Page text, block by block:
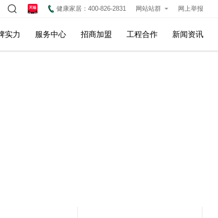
网上举报
网站站群
健康家居：400-826-2831
实力 服务中心 招商加盟 工程合作 新闻资讯